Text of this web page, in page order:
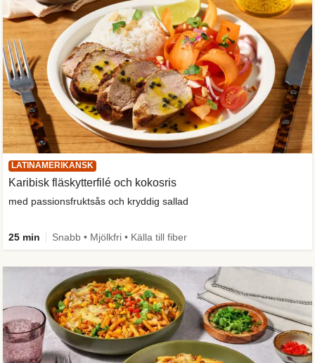
LATINAMERIKANSK
Karibisk fläskytterfilé och kokosris
med passionsfruktsås och kryddig sallad
25 min Snabb • Mjölkfri • Källa till fiber